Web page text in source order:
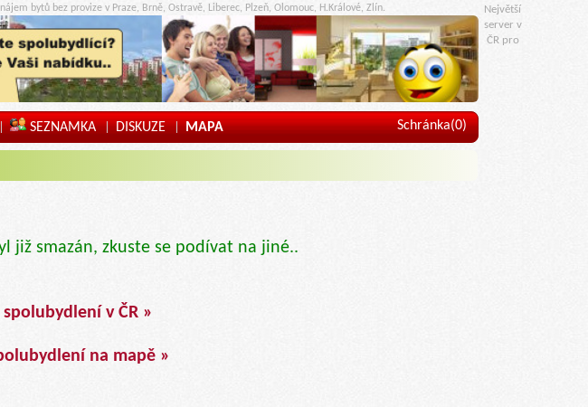
bytů bez provize v Praze, Brně, Ostravě, Liberec, Plzeň, Olomouc, H.Králové, Zlín.
SEZNAMKA | DISKUZE | MAPA Schránka(0)
již smazán, zkuste se podívat na jiné..
v ČR »
na mapě »
Největší
server v
ČR pro